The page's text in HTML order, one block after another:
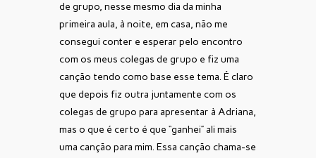
de grupo, nesse mesmo dia da minha
primeira aula, à noite, em casa, não me
consegui conter e esperar pelo encontro
com os meus colegas de grupo e fiz uma
canção tendo como base esse tema. É claro
que depois fiz outra juntamente com os
colegas de grupo para apresentar à Adriana,
mas o que é certo é que “ganhei” ali mais
uma canção para mim. Essa canção chama-se